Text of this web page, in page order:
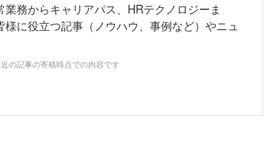
務からキャリアパス、HRテクノロジーま
に役立つ記事（ノウハウ、事例など）やニュ
の記事の寄稿時点での内容です